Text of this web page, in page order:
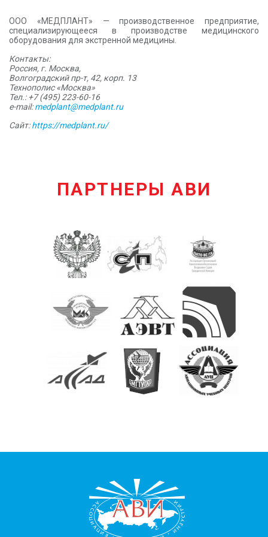
ООО «МЕДПЛАНТ» — производственное предприятие,
специализирующееся в производстве медицинского
оборудования для экстренной медицины.
Контакты:
Россия, г. Москва,
Волгоградский пр-т, 42, корп. 13
Технополис «Москва»
Тел.: +7 (495) 223-60-16
e-mail:medplant@medplant.ru
Сайт:https://medplant.ru/
ПАРТНЕРЫ АВИ